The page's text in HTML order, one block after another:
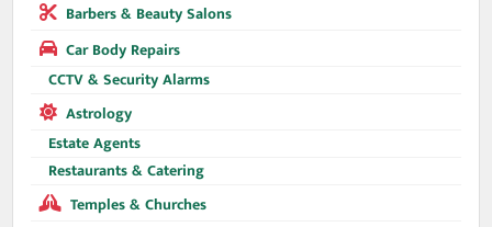
Barbers & Beauty Salons
Car Body Repairs
CCTV & Security Alarms
Astrology
Estate Agents
Restaurants & Catering
Temples & Churches